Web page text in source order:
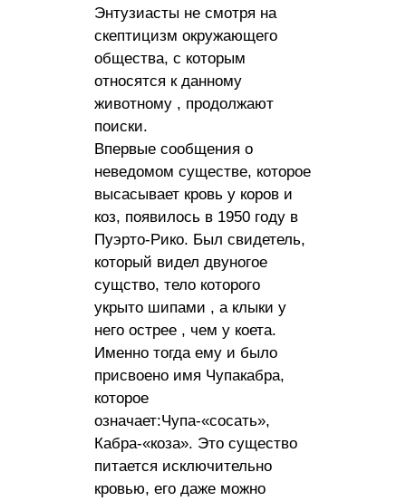
Энтузиасты не смотря на
скептицизм окружающего
общества, с которым
относятся к данному
животному , продолжают
поиски.
Впервые сообщения о
неведомом существе, которое
высасывает кровь у коров и
коз, появилось в 1950 году в
Пуэрто-Рико. Был свидетель,
который видел двуногое
сущство, тело которого
укрыто шипами , а клыки у
него острее , чем у коета.
Именно тогда ему и было
присвоено имя Чупакабра,
которое
означает:Чупа-«сосать»,
Кабра-«коза». Это существо
питается исключительно
кровью, его даже можно